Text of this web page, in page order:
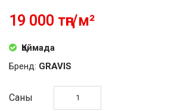
19 000 тңг/м²
Қоймада
Бренд: GRAVIS
Саны